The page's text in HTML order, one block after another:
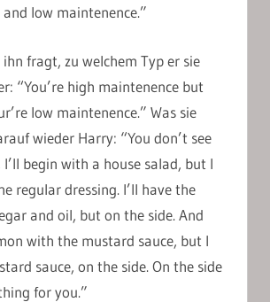
low maintenence.”
fragt, zu welchem Typ er sie
“You’re high maintenence but
low maintenence.” Was sie
wieder Harry: “You don’t see
begin with a house salad, but I
regular dressing. I’ll have the
and oil, but on the side. And
with the mustard sauce, but I
sauce, on the side. On the side
for you.”